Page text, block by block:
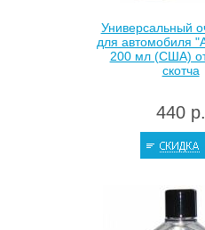
Универсальный
для автомобиля
200 мл (США)
скотча
440 р.